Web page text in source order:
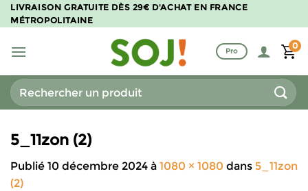
Passer
au
LIVRAISON GRATUITE DÈS 29€ D'ACHAT EN FRANCE
MÉTROPOLITAINE
Pro
0
Recherche
pour :
5_11zon (2)
Publié 10 décembre 2024 à 1080 × 1080 dans 5_11zon
(2)